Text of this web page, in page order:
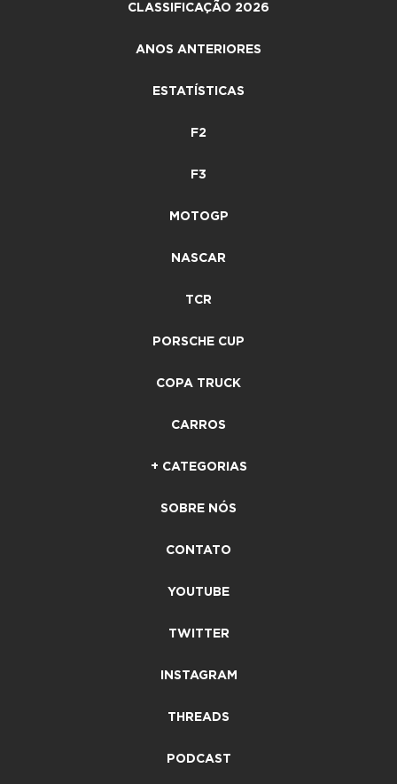
CLASSIFICAÇÃO 2026
ANOS ANTERIORES
ESTATÍSTICAS
F2
F3
MOTOGP
NASCAR
TCR
PORSCHE CUP
COPA TRUCK
CARROS
+ CATEGORIAS
SOBRE NÓS
CONTATO
YOUTUBE
TWITTER
INSTAGRAM
THREADS
PODCAST